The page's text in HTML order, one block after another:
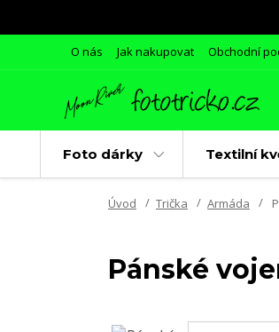
O nás Jak nakupovat Obchodní
Foto dárky Textilní
Úvod Trička Armáda
Pánské